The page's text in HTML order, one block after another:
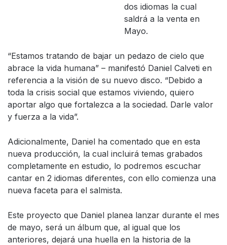
dos idiomas la cual
saldrá a la venta en
Mayo.
“Estamos tratando de bajar un pedazo de cielo que
abrace la vida humana” – manifestó Daniel Calveti en
referencia a la visión de su nuevo disco. “Debido a
toda la crisis social que estamos viviendo, quiero
aportar algo que fortalezca a la sociedad. Darle valor
y fuerza a la vida”.
Adicionalmente, Daniel ha comentado que en esta
nueva producción, la cual incluirá temas grabados
completamente en estudio, lo podremos escuchar
cantar en 2 idiomas diferentes, con ello comienza una
nueva faceta para el salmista.
Este proyecto que Daniel planea lanzar durante el mes
de mayo, será un álbum que, al igual que los
anteriores, dejará una huella en la historia de la